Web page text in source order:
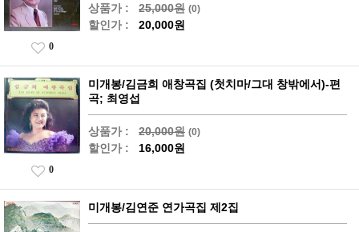
상품가 : 25,000원 (0)
할인가 : 20,000원
0
미개봉/김금희 애창곡집 (첫치마/그대 창밖에서)-편
곡; 최영섭
상품가 : 20,000원 (0)
할인가 : 16,000원
0
미개봉/김연준 연가곡집 제2집